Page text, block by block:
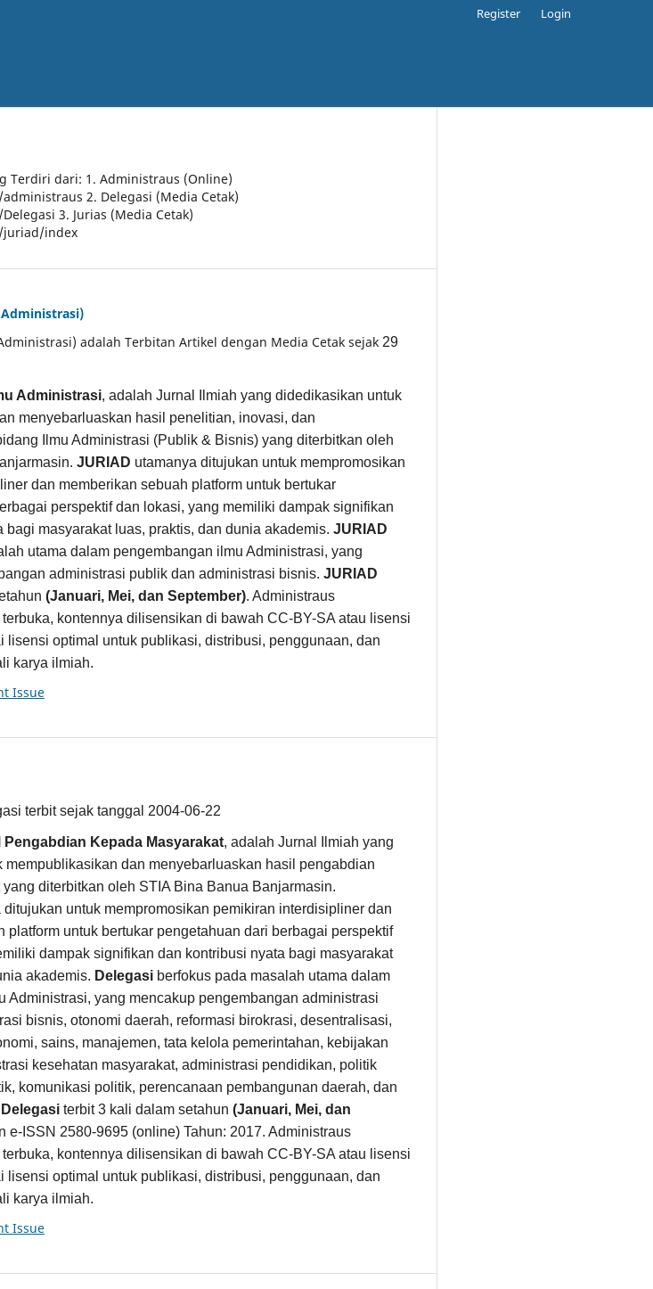
Register Login
Terdiri dari: 1. Administraus (Online)
2. Delegasi (Media Cetak)
3. Jurias (Media Cetak)
juriad/index
Administrasi)
adalah Terbitan Artikel dengan Media Cetak sejak 29
Administrasi, adalah Jurnal Ilmiah yang didedikasikan untuk
menyebarluaskan hasil penelitian, inovasi, dan
Ilmu Administrasi (Publik & Bisnis) yang diterbitkan oleh
JURIAD utamanya ditujukan untuk mempromosikan
dan memberikan sebuah platform untuk bertukar
perspektif dan lokasi, yang memiliki dampak signifikan
bagi masyarakat luas, praktis, dan dunia akademis. JURIAD
utama dalam pengembangan ilmu Administrasi, yang
administrasi publik dan administrasi bisnis. JURIAD
(Januari, Mei, dan September). Administraus
kontennya dilisensikan di bawah CC-BY-SA atau lisensi
lisensi optimal untuk publikasi, distribusi, penggunaan, dan
karya ilmiah.
Issue
terbit sejak tanggal 2004-06-22
Pengabdian Kepada Masyarakat, adalah Jurnal Ilmiah yang
mempublikasikan dan menyebarluaskan hasil pengabdian
yang diterbitkan oleh STIA Bina Banua Banjarmasin.
ditujukan untuk mempromosikan pemikiran interdisipliner dan
platform untuk bertukar pengetahuan dari berbagai perspektif
dampak signifikan dan kontribusi nyata bagi masyarakat
akademis. Delegasi berfokus pada masalah utama dalam
Administrasi, yang mencakup pengembangan administrasi
bisnis, otonomi daerah, reformasi birokrasi, desentralisasi,
sains, manajemen, tata kelola pemerintahan, kebijakan
kesehatan masyarakat, administrasi pendidikan, politik
komunikasi politik, perencanaan pembangunan daerah, dan
Delegasi terbit 3 kali dalam setahun (Januari, Mei, dan
e-ISSN 2580-9695 (online) Tahun: 2017. Administraus
kontennya dilisensikan di bawah CC-BY-SA atau lisensi
lisensi optimal untuk publikasi, distribusi, penggunaan, dan
karya ilmiah.
Issue